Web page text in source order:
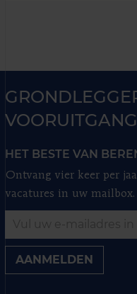
VOORUITGANG
HET BESTE VAN
Ontvang vier keer per
vacatures in uw mailbox.
AANMELDEN